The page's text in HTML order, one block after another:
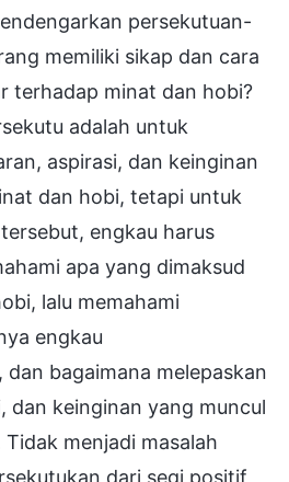
persekutuan-
memiliki sikap dan cara
terhadap minat dan hobi?
adalah untuk
aspirasi, dan keinginan
dan hobi, tetapi untuk
engkau harus
apa yang dimaksud
lalu memahami
engkau
bagaimana melepaskan
dan keinginan yang muncul
menjadi masalah
dari segi positif